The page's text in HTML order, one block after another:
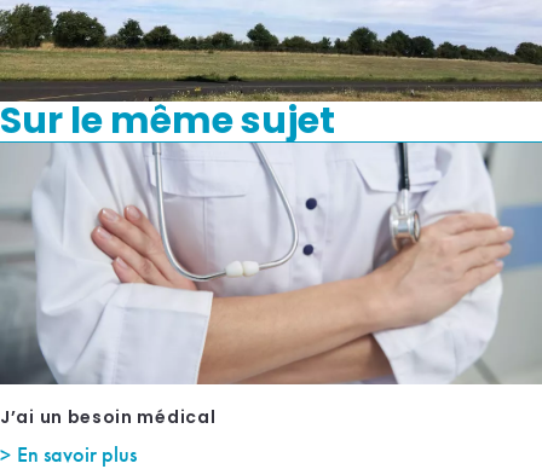
Sur le même sujet
J’ai un besoin médical
En savoir plus